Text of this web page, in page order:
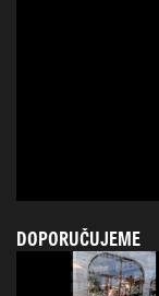
DOPORUČUJEME